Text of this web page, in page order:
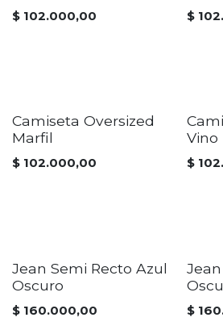
$ 102.000,00 $
Camiseta Oversized
Marfil
$ 102.000,00
Vino
$
Jean Semi Recto Azul
Oscuro
$ 160.000,00 $